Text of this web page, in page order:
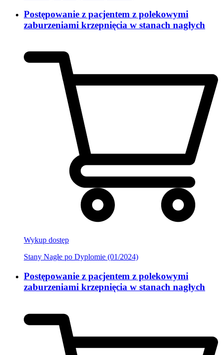
Postępowanie z pacjentem z polekowymi
zaburzeniami krzepnięcia w stanach nagłych
Wykup dostęp
Stany Nagłe po Dyplomie (01/2024)
Postępowanie z pacjentem z polekowymi
zaburzeniami krzepnięcia w stanach nagłych